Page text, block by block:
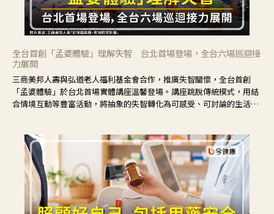
全台首創「孟婆體驗」理解失智 台北首場登場，全台六場巡迴接
力展開
三商美邦人壽與弘道老人福利基金會合作，推廣失智關懷，全台首創
「孟婆體驗」於台北首場實體講座溫馨登場。講座跳脫傳統模式，用結
合情境互動等豐富活動，將抽象的失智轉化為可感受、可討論的生活情